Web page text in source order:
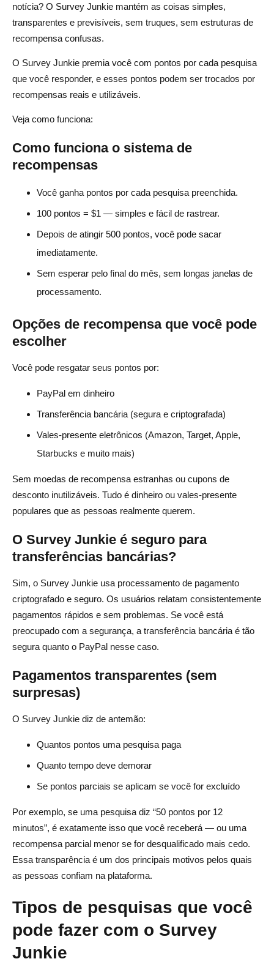
notícia? O Survey Junkie mantém as coisas simples,
transparentes e previsíveis, sem truques, sem estruturas de
recompensa confusas.
O Survey Junkie premia você com pontos por cada pesquisa
que você responder, e esses pontos podem ser trocados por
recompensas reais e utilizáveis.
Veja como funciona:
Como funciona o sistema de
recompensas
Você ganha pontos por cada pesquisa preenchida.
100 pontos = $1 — simples e fácil de rastrear.
Depois de atingir 500 pontos, você pode sacar
imediatamente.
Sem esperar pelo final do mês, sem longas janelas de
processamento.
Opções de recompensa que você pode
escolher
Você pode resgatar seus pontos por:
PayPal em dinheiro
Transferência bancária (segura e criptografada)
Vales-presente eletrônicos (Amazon, Target, Apple,
Starbucks e muito mais)
Sem moedas de recompensa estranhas ou cupons de
desconto inutilizáveis. Tudo é dinheiro ou vales-presente
populares que as pessoas realmente querem.
O Survey Junkie é seguro para
transferências bancárias?
Sim, o Survey Junkie usa processamento de pagamento
criptografado e seguro. Os usuários relatam consistentemente
pagamentos rápidos e sem problemas. Se você está
preocupado com a segurança, a transferência bancária é tão
segura quanto o PayPal nesse caso.
Pagamentos transparentes (sem
surpresas)
O Survey Junkie diz de antemão:
Quantos pontos uma pesquisa paga
Quanto tempo deve demorar
Se pontos parciais se aplicam se você for excluído
Por exemplo, se uma pesquisa diz “50 pontos por 12
minutos”, é exatamente isso que você receberá — ou uma
recompensa parcial menor se for desqualificado mais cedo.
Essa transparência é um dos principais motivos pelos quais
as pessoas confiam na plataforma.
Tipos de pesquisas que você
pode fazer com o Survey
Junkie